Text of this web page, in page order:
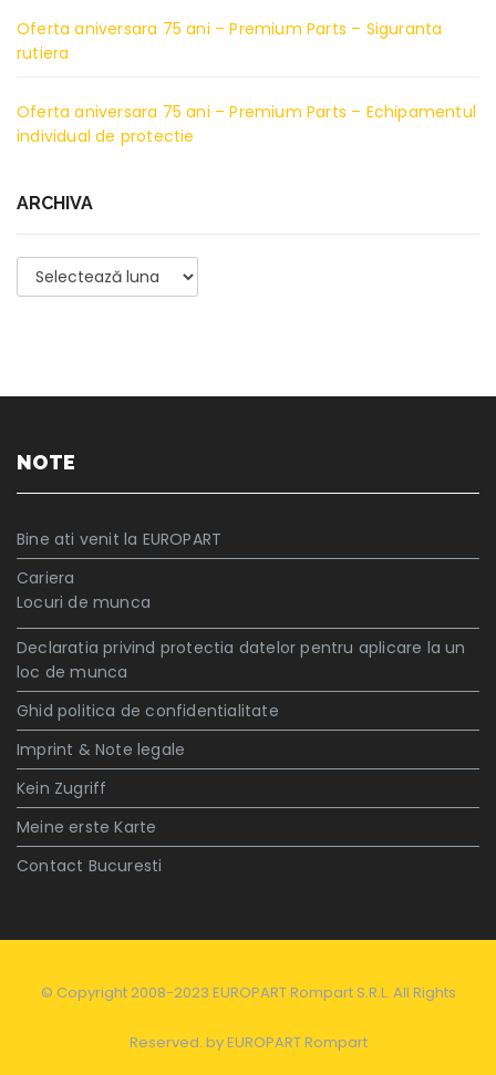
Oferta aniversara 75 ani – Premium Parts – Siguranta
rutiera
Oferta aniversara 75 ani – Premium Parts – Echipamentul
individual de protectie
ARCHIVA
Archiva
NOTE
Bine ati venit la EUROPART
Cariera
Locuri de munca
Declaratia privind protectia datelor pentru aplicare la un
loc de munca
Ghid politica de confidentialitate
Imprint & Note legale
Kein Zugriff
Meine erste Karte
Contact Bucuresti
© Copyright 2008-2023 EUROPART Rompart S.R.L. All Rights
Reserved. byEUROPART Rompart